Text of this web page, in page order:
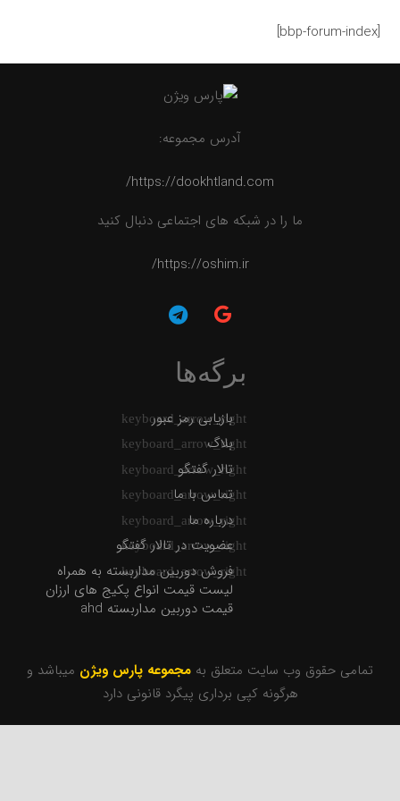
[bbp-forum-index]
آدرس مجموعه:
https://dookhtland.com/
ما را در شبکه های اجتماعی دنبال کنید
https://oshim.ir/
برگه‌ها
بازیابی رمز عبور
بلاگ
تالار گفتگو
تماس با ما
درباره ما
عضویت در تالار گفتگو
فروش دوربین مداربسته به همراه
لیست قیمت انواع پکیج های ارزان
قیمت دوربین مداربسته ahd
تمامی حقوق وب سایت متعلق به مجموعه پارس ویژن میباشد و
هرگونه کپی برداری پیگرد قانونی دارد